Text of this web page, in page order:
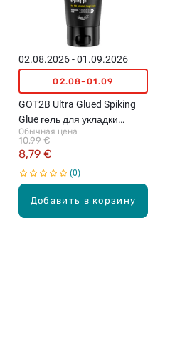
Добавить в корзину
02.08.2026 - 01.09.2026
02.08-01.09
GOT2B Ultra Glued Spiking
Glue гель для укладки
волос, 150мл
Обычная цена
8,79 €
10,99 €
0